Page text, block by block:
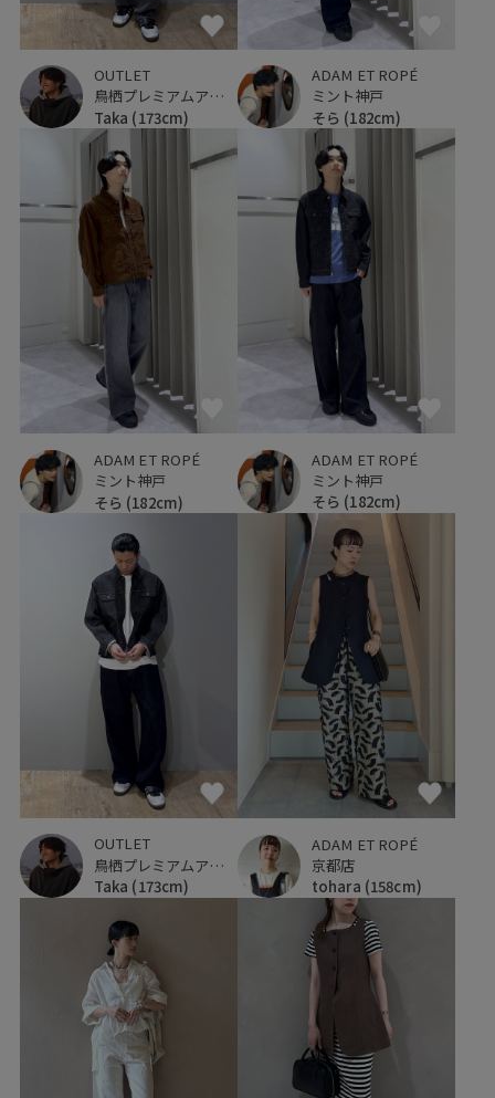
OUTLET
鳥栖プレミアムアウトレット
Taka (173cm)
ADAM ET ROPÉ
ミント神戸
そら (182cm)
ADAM ET ROPÉ
ミント神戸
そら (182cm)
ADAM ET ROPÉ
ミント神戸
そら (182cm)
OUTLET
鳥栖プレミアムアウトレット
Taka (173cm)
ADAM ET ROPÉ
京都店
tohara (158cm)